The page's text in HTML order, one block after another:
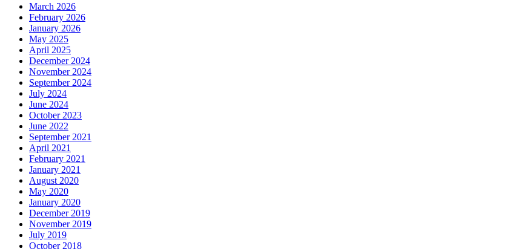
March 2026
February 2026
January 2026
May 2025
April 2025
December 2024
November 2024
September 2024
July 2024
June 2024
October 2023
June 2022
September 2021
April 2021
February 2021
January 2021
August 2020
May 2020
January 2020
December 2019
November 2019
July 2019
October 2018